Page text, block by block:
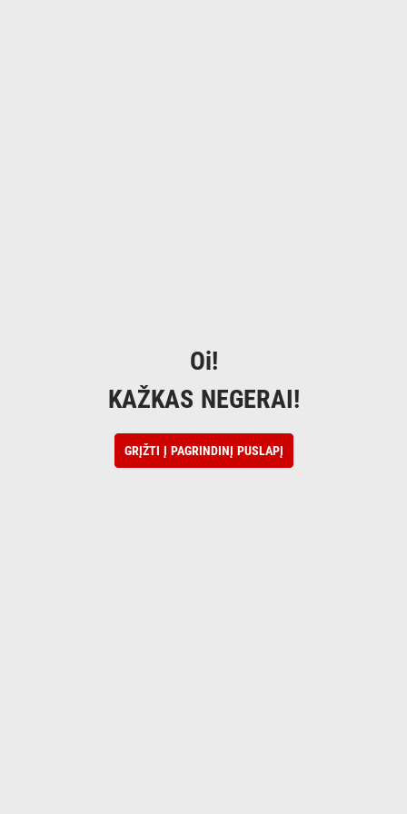
Oi!
KAŽKAS NEGERAI!
GRĮŽTI Į PAGRINDINĮ PUSLAPĮ